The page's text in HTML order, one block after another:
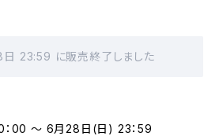
23:59 に販売終了しました
00 ～ 6月28日(日) 23：59